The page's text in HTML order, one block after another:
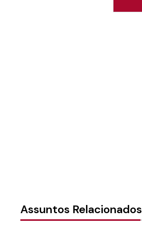
Assuntos Relacionados